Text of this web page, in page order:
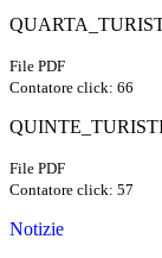
File PDF
Contatore click: 66
File PDF
Contatore click: 57
Notizie